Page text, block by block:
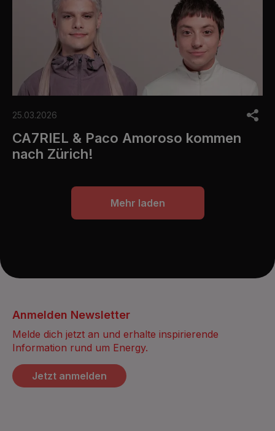
25.03.2026
CA7RIEL & Paco Amoroso kommen
nach Zürich!
Mehr laden
Anmelden Newsletter
Melde dich jetzt an und erhalte inspirierende
Information rund um Energy.
Jetzt anmelden